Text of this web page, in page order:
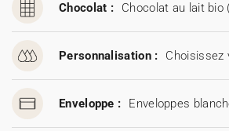
Chocolat :
Personnalisation : Choisissez
Enveloppe :